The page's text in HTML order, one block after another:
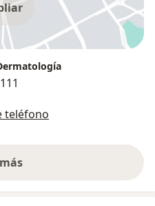
teléfono